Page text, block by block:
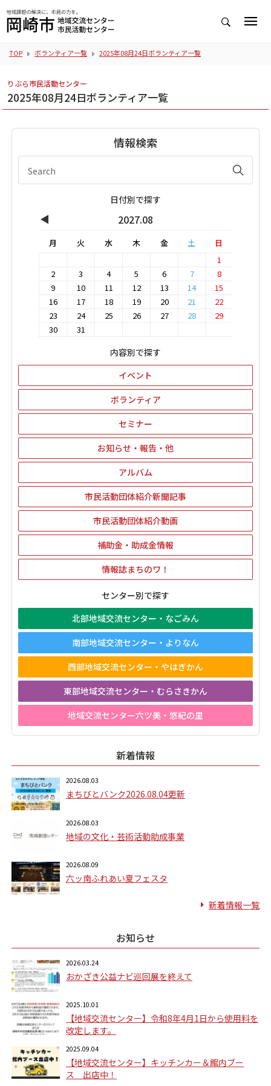
TOP ボランティア一覧 2025年08月24日ボランティア一覧
りぶら市民活動センター
2025年08月24日ボランティア一覧
情報検索
日付別で探す
◀ 2027.08
月 火 水 木 金 土
日
1
2
3 4 5 6 7
8
9
10 11 12 13 14
15
16
17 18 19 20 21
22
23
24 25 26 27 28
29
30
31
内容別で探す
イベント
ボランティア
セミナー
お知らせ・報告・他
アルバム
市民活動団体紹介新聞記事
市民活動団体紹介動画
補助金・助成金情報
情報誌まちのワ！
センター別で探す
北部地域交流センター・なごみん
南部地域交流センター・よりなん
西部地域交流センター・やはぎかん
東部地域交流センター・むらさきかん
地域交流センター六ツ美・悠紀の里
新着情報
2026.08.03
まちびとバンク2026.08.04更新
2026.08.03
地域の文化・芸術活動助成事業
2026.08.09
六ッ南ふれあい夏フェスタ
新着情報一覧
お知らせ
2026.03.24
おかざき公益ナビ巡回展を終えて
2025.10.01
【地域交流センター】令和8年4月1日から使用料を
改定します。
2025.09.04
【地域交流センター】キッチンカー＆館内ブー
ス 出店中！